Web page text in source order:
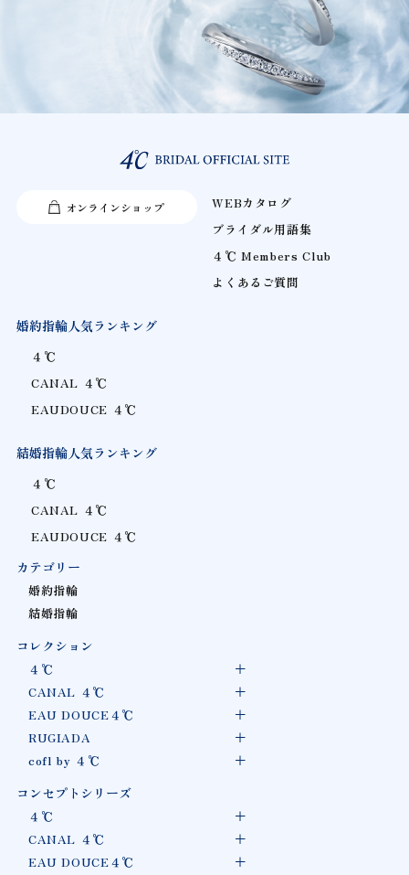
オンラインショップ
WEBカタログ
ブライダル用語集
４℃ Members Club
よくあるご質問
婚約指輪人気ランキング
４℃
CANAL ４℃
EAUDOUCE ４℃
結婚指輪人気ランキング
４℃
CANAL ４℃
EAUDOUCE ４℃
カテゴリー
婚約指輪
結婚指輪
コレクション
４℃
CANAL ４℃
EAU DOUCE４℃
RUGIADA
cofl by ４℃
コンセプトシリーズ
４℃
CANAL ４℃
EAU DOUCE４℃